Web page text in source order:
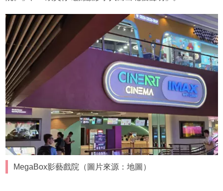
MegaBox影藝戲院（圖片來源：地圖）